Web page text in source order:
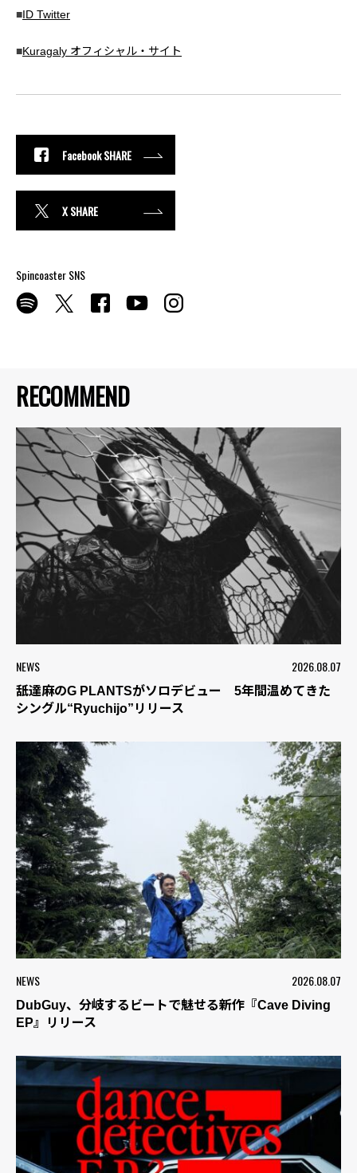
RECOMMEND
NEWS 2026.08.07
舐達麻のG PLANTSがソロデビュー 5年間温めてきた
シングル“Ryuchijo”リリース
NEWS 2026.08.07
DubGuy、分岐するビートで魅せる新作『Cave Diving
EP』リリース
■ID Twitter
■Kuragaly オフィシャル・サイト
Facebook SHARE
X SHARE
Spincoaster SNS